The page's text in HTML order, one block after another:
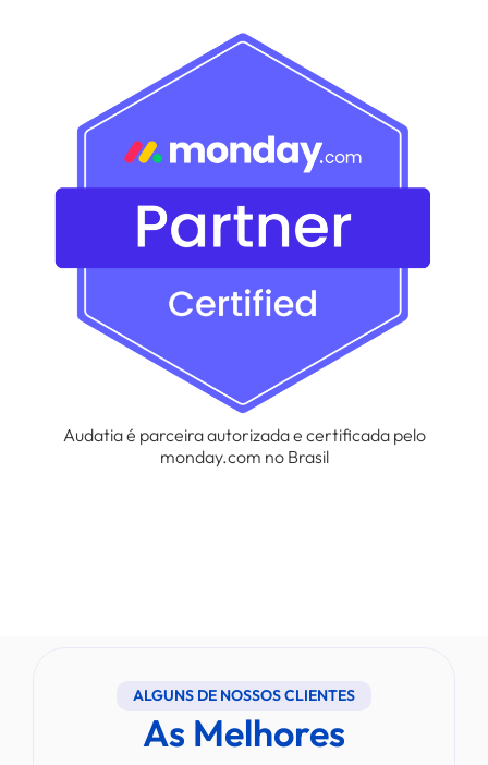
Audatia é parceira autorizada e certificada pelo
monday.com no Brasil
ALGUNS DE NOSSOS CLIENTES
As Melhores